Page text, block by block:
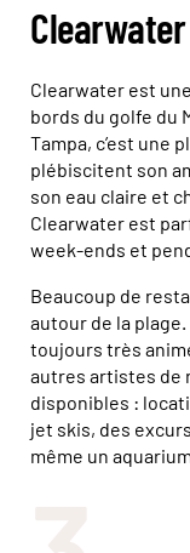
Clearwater est
bords du golfe du
Tampa, c’est une
plébiscitent son
son eau claire et
Clearwater est
week-ends et
Beaucoup de
autour de la
toujours très
autres artistes de
disponibles :
jet skis, des
même un